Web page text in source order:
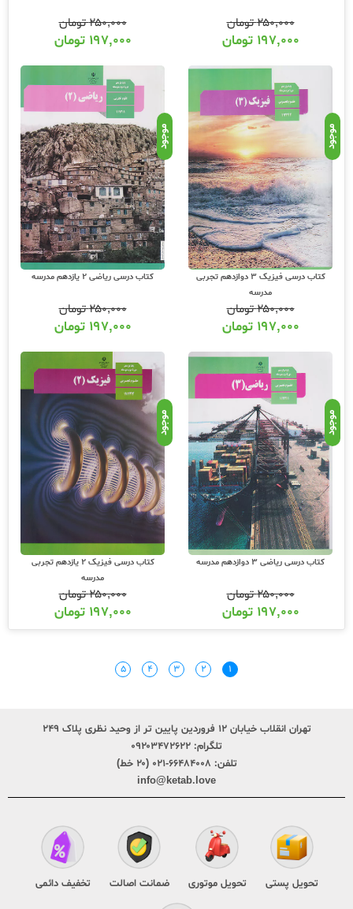
۲۵۰,۰۰۰تومان
۱۹۷,۰۰۰ تومان
۲۵۰,۰۰۰تومان
۱۹۷,۰۰۰ تومان
موجود
کتاب درسی فیزیک 3 دوازدهم تجربی
مدرسه
۲۵۰,۰۰۰تومان
۱۹۷,۰۰۰ تومان
موجود
کتاب درسی ریاضی 2 یازدهم مدرسه
۲۵۰,۰۰۰تومان
۱۹۷,۰۰۰ تومان
موجود
کتاب درسی ریاضی 3 دوازدهم مدرسه
۲۵۰,۰۰۰تومان
۱۹۷,۰۰۰ تومان
موجود
کتاب درسی فیزیک 2 یازدهم تجربی
مدرسه
۲۵۰,۰۰۰تومان
۱۹۷,۰۰۰ تومان
۱ ۲ ۳ ۴ ۵
تهران انقلاب خیابان ۱۲ فروردین پایین تر از وحید نظری پلاک ۲۴۹
تلگرام: ۰۹۲۰۳۴۷۲۶۲۲
تلفن: ۶۶۴۸۴۰۰۸-۰۲۱ (۲۰ خط)
info@ketab.love
تحویل پستی تحویل موتوری ضمانت اصالت تخفیف دائمی